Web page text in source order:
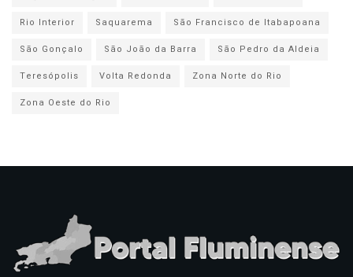
Rio Interior
Saquarema
São Francisco de Itabapoana
São Gonçalo
São João da Barra
São Pedro da Aldeia
Teresópolis
Volta Redonda
Zona Norte do Rio
Zona Oeste do Rio